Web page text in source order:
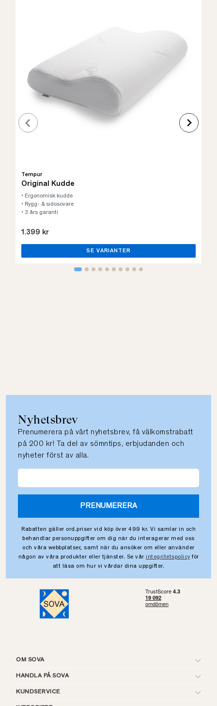
Tempur
Original Kudde
• Ergonomisk kudde
• Rygg- & sidosovare
• 3 års garanti
1.399 kr
SE VARIANTER
Nyhetsbrev
Prenumerera på vårt nyhetsbrev, få välkomstrabatt
på 200 kr! Ta del av sömntips, erbjudanden och
nyheter först av alla.
PRENUMERERA
Rabatten gäller ord.priser vid köp över 499 kr. Vi samlar in och
behandlar personuppgifter om dig när du interagerar med oss
och våra webbplatser, samt när du ansöker om eller använder
någon av våra produkter eller tjänster. Se vår integritetspolicy för
att läsa om hur vi vårdar dina uppgifter.
OM SOVA
HANDLA PÅ SOVA
KUNDSERVICE